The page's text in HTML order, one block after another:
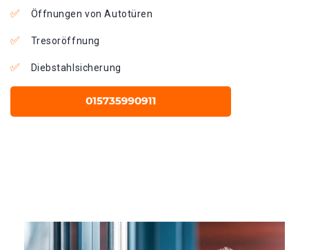
Öffnungen von Autotüren
Tresoröffnung
Diebstahlsicherung